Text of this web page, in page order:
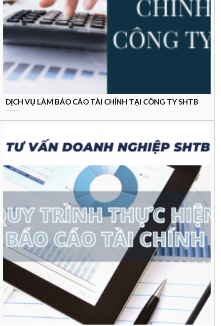
DỊCH VỤ LÀM BÁO CÁO TÀI CHÍNH TẠI CÔNG TY SHTB